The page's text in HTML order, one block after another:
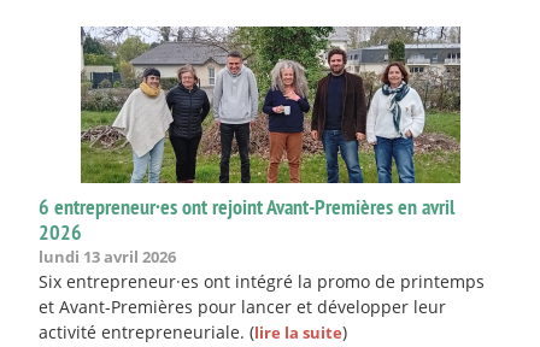
6 entrepreneur·es ont rejoint Avant-Premières en avril
2026
lundi 13 avril 2026
Six entrepreneur·es ont intégré la promo de printemps
et Avant-Premières pour lancer et développer leur
activité entrepreneuriale. (lire la suite)